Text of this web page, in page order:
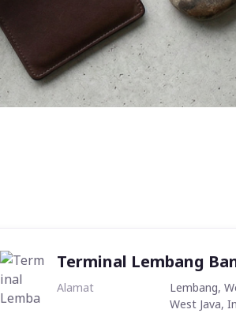
Terminal Lembang
Alamat
Lembang,
West Java,